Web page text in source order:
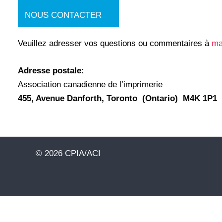
NOUS CONTACTER
Veuillez adresser vos questions ou commentaires à
Adresse postale:
Association canadienne de l’imprimerie
455, Avenue Danforth, Toronto (Ontario) M4K 1P1
© 2026 CPIA/ACI